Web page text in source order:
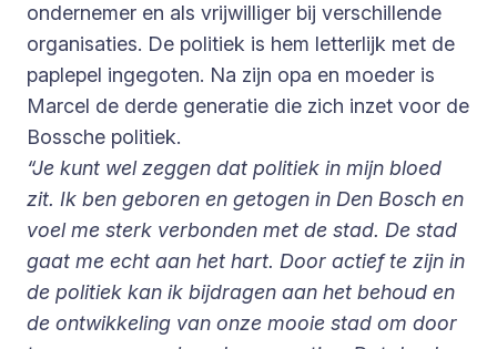
ondernemer en als vrijwilliger bij verschillende
organisaties. De politiek is hem letterlijk met de
paplepel ingegoten. Na zijn opa en moeder is
Marcel de derde generatie die zich inzet voor de
Bossche politiek.
“Je kunt wel zeggen dat politiek in mijn bloed
zit. Ik ben geboren en getogen in Den Bosch en
voel me sterk verbonden met de stad. De stad
gaat me echt aan het hart. Door actief te zijn in
de politiek kan ik bijdragen aan het behoud en
de ontwikkeling van onze mooie stad om door